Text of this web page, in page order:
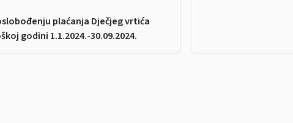
plaćanja Dječjeg vrtića
godini 1.1.2024.-30.09.2024.